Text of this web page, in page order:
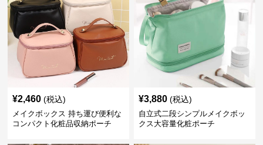
¥2,460 (税込)
メイクボックス 持ち運び便利な
コンパクト化粧品収納ポーチ
¥3,880 (税込)
自立式二段シンプルメイクボッ
クス大容量化粧ポーチ